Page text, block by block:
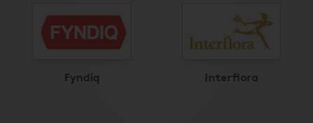
Fyndiq Interflora